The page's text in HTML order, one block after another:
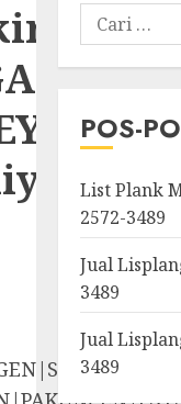
Teak
POS-
List Plank
2572-3489
Jual
3489
Jual
3489